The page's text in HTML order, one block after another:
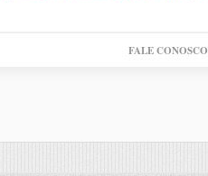
FALE CONOSCO